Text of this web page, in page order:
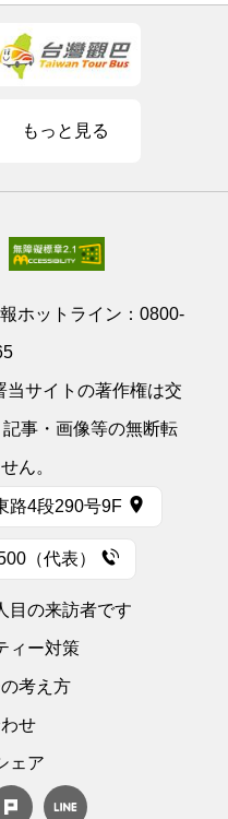
もっと見る
ホットライン： 0800-
サイトの著作権は交
事・画像等の無断転
ん。
路4段290号9F
（代表）
目の来訪者です
ィー対策
考え方
せ
ェア